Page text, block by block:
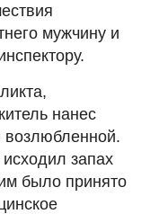
мужчину и
нанес
возлюбленной.
запах
было принято